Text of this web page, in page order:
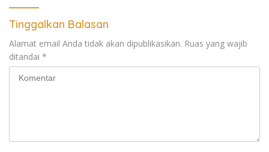
Tinggalkan Balasan
Alamat email Anda tidak akan dipublikasikan. Ruas yang wajib
ditandai *